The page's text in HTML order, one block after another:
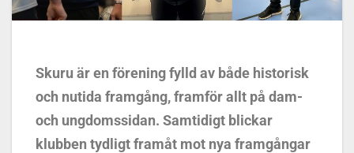
Skuru är en förening fylld av både historisk
och nutida framgång, framför allt på dam-
och ungdomssidan. Samtidigt blickar
klubben tydligt framåt mot nya framgångar